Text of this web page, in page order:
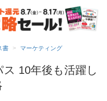
書 マーケティング
10年後も活躍し